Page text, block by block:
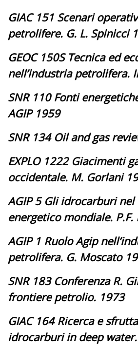
GIAC 151 Scenari
petrolifere. G. L. Spinicci
GEOC 150S Tecnica ed
nell’industria petrolifera.
SNR 110 Fonti
AGIP 1959
SNR 134 Oil and gas
EXPLO 1222 Giacimenti
occidentale. M. Gorlani
AGIP 5 Gli idrocarburi
energetico mondiale.
AGIP 1 Ruolo Agip
petrolifera. G. Moscato
SNR 183 Conferenza R.
frontiere petrolio. 1973
GIAC 164 Ricerca e
idrocarburi in deep